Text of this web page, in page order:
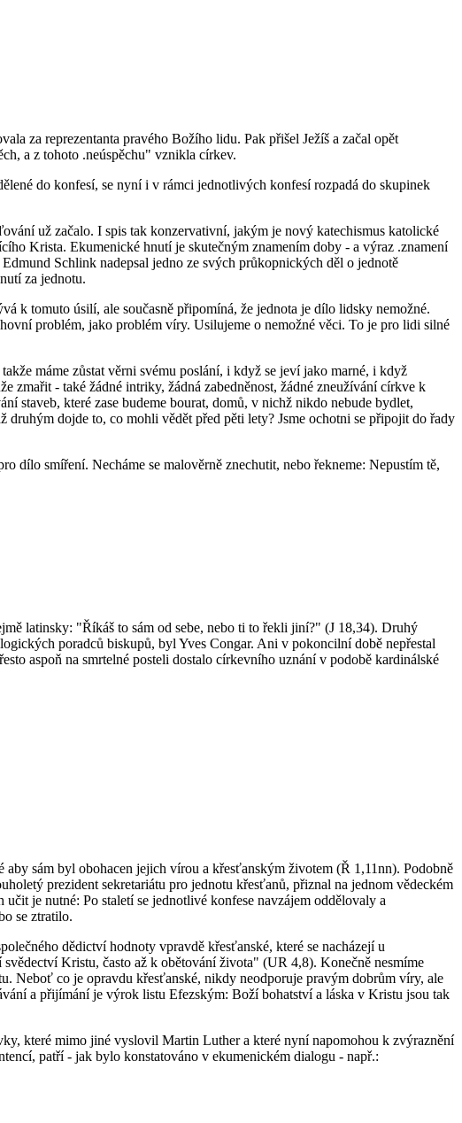
za reprezentanta pravého Božího lidu. Pak přišel Ježíš a začal opět
a z tohoto .neúspěchu" vznikla církev.
do konfesí, se nyní i v rámci jednotlivých konfesí rozpadá do skupinek
už začalo. I spis tak konzervativní, jakým je nový katechismus katolické
Krista. Ekumenické hnutí je skutečným znamením doby - a výraz .znamení
Schlink nadepsal jedno ze svých průkopnických děl o jednotě
za jednotu.
k tomuto úsilí, ale současně připomíná, že jednota je dílo lidsky nemožné.
problém, jako problém víry. Usilujeme o nemožné věci. To je pro lidi silné
máme zůstat věrni svému poslání, i když se jeví jako marné, i když
zmařit - také žádné intriky, žádná zabedněnost, žádné zneužívání církve k
staveb, které zase budeme bourat, domů, v nichž nikdo nebude bydlet,
dojde to, co mohli vědět před pěti lety? Jsme ochotni se připojit do řady
dílo smíření. Necháme se malověrně znechutit, nebo řekneme: Nepustím tě,
latinsky: "Říkáš to sám od sebe, nebo ti to řekli jiní?" (J 18,34). Druhý
poradců biskupů, byl Yves Congar. Ani v pokoncilní době nepřestal
aspoň na smrtelné posteli dostalo církevního uznání v podobě kardinálské
sám byl obohacen jejich vírou a křesťanským životem (Ř 1,11nn). Podobně
prezident sekretariátu pro jednotu křesťanů, přiznal na jednom vědeckém
je nutné: Po staletí se jednotlivé konfese navzájem oddělovaly a
se ztratilo.
dědictví hodnoty vpravdě křesťanské, které se nacházejí u
Kristu, často až k obětování života" (UR 4,8). Konečně nesmíme
Neboť co je opravdu křesťanské, nikdy neodporuje pravým dobrům víry, ale
a přijímání je výrok listu Efezským: Boží bohatství a láska v Kristu jsou tak
které mimo jiné vyslovil Martin Luther a které nyní napomohou k zvýraznění
patří - jak bylo konstatováno v ekumenickém dialogu - např.: